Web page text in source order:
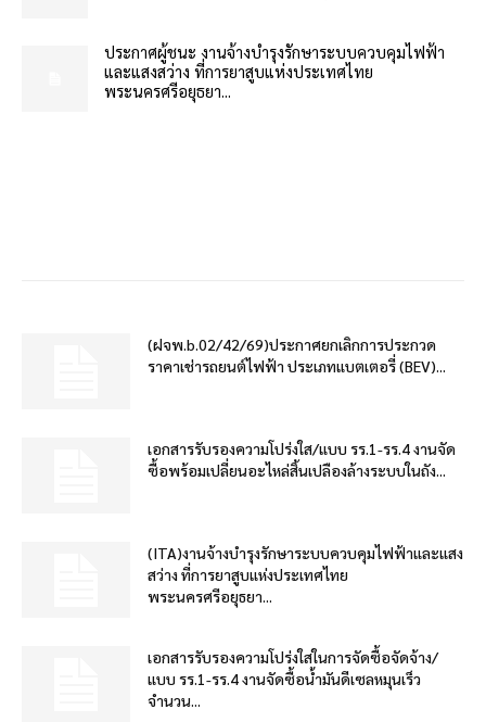
ประกาศผู้ชนะ งานจ้างบำรุงรักษาระบบควบคุมไฟฟ้า
และแสงสว่าง ที่การยาสูบแห่งประเทศไทย
พระนครศรีอยุธยา...
(ฝจพ.b.02/42/69)ประกาศยกเลิกการประกวด
ราคาเช่ารถยนต์ไฟฟ้า ประเภทแบตเตอรี่ (BEV)...
เอกสารรับรองความโปร่งใส/แบบ รร.1-รร.4 งานจัด
ซื้อพร้อมเปลี่ยนอะไหล่สิ้นเปลืองล้างระบบในถัง...
(ITA)งานจ้างบำรุงรักษาระบบควบคุมไฟฟ้าและแสง
สว่าง ที่การยาสูบแห่งประเทศไทย
พระนครศรีอยุธยา...
เอกสารรับรองความโปร่งใสในการจัดซื้อจัดจ้าง/
แบบ รร.1-รร.4 งานจัดซื้อน้ำมันดีเซลหมุนเร็ว
จำนวน...